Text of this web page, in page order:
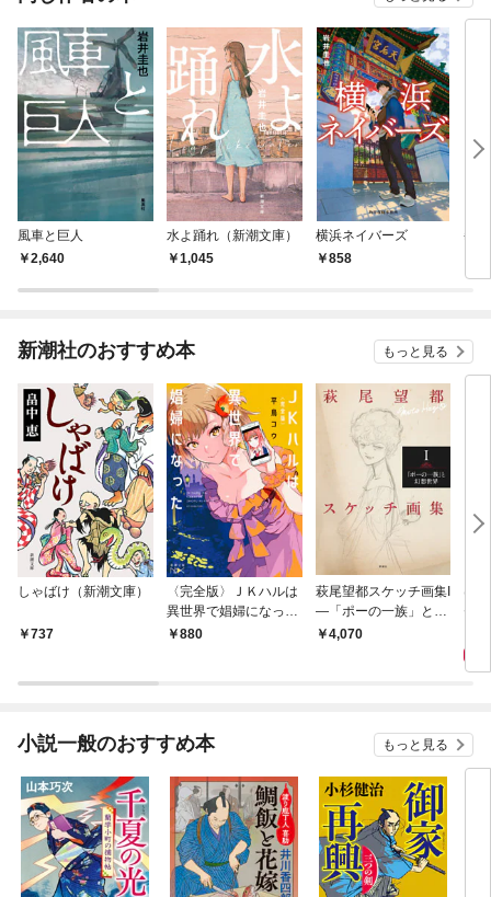
風車と巨人
2,640
水よ踊れ（新潮文庫）
1,045
横浜ネイバーズ
858
拳
新潮社のおすすめ本 もっと見る
しゃばけ（新潮文庫）
737
〈完全版〉ＪＫハルは
異世界で娼婦になった
（新潮文庫nex）
880
萩尾望都スケッチ画集I
—「ポーの一族」と幻
想世界—
4,070
は
ゼ
小説一般のおすすめ本 もっと見る